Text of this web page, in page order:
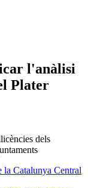
l'anàlisi
Plater
dels
la Catalunya Central